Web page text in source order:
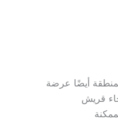
أيضًا عرضة
قريش